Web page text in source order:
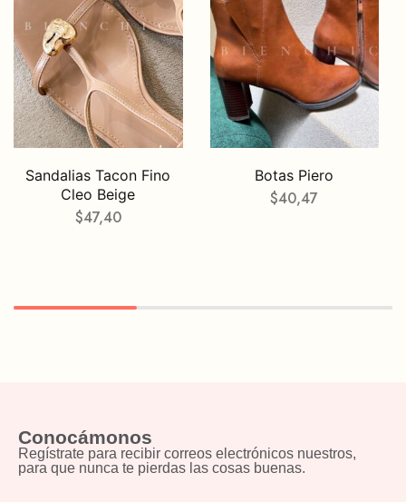
Sandalias Tacon Fino
Cleo Beige
$47,40
Botas Piero
$40,47
Conocámonos
Regístrate para recibir correos electrónicos nuestros,
para que nunca te pierdas las cosas buenas.